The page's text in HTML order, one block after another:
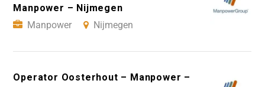
Manpower – Nijmegen
Manpower
Nijmegen
Operator Oosterhout – Manpower –